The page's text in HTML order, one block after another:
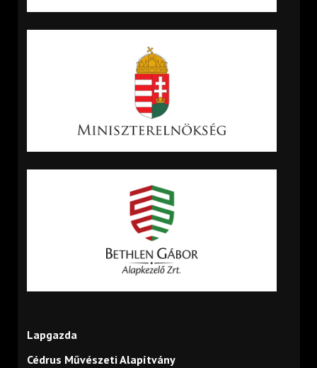
Lapgazda
Cédrus Művészeti Alapítvány